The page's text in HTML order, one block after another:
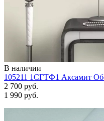
В наличии
105211 1СГТФ1 Аксамит
2 700 руб.
1 990 руб.